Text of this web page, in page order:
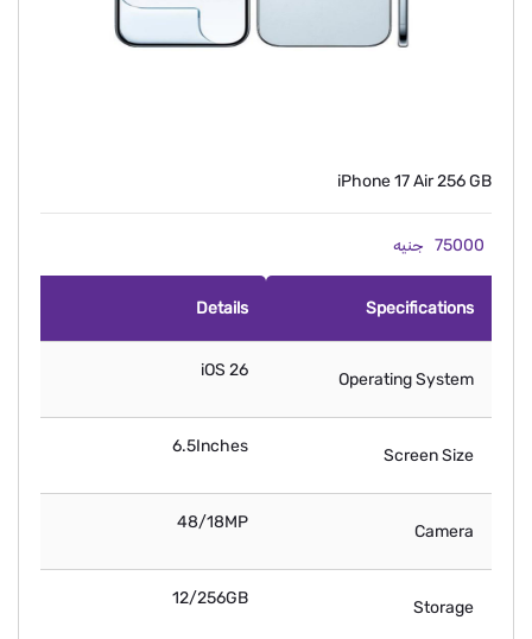
iPhone 17 Air 256 GB
75000 جنيه
Specifications
Details
Operating System
iOS 26
Screen Size
6.5Inches
Camera
48/18MP
Storage
12/256GB